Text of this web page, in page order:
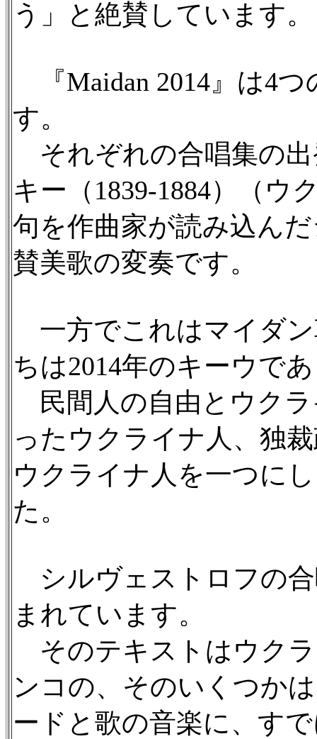
う」と絶賛しています。
『Maidan 2014』は4
す。
それぞれの合唱集の
キー（1839-1884）（ウ
句を作曲家が読み込ん
賛美歌の変奏です。
一方でこれはマイダ
ちは2014年のキーウで
民間人の自由とウク
ったウクライナ人、独
ウクライナ人を一つに
た。
シルヴェストロフの
まれています。
そのテキストはウク
ンコの、そのいくつか
ードと歌の音楽に、す